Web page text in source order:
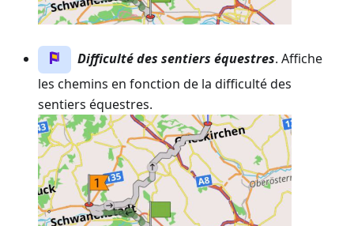
Difficulté des sentiers équestres. Affiche
les chemins en fonction de la difficulté des
sentiers équestres.